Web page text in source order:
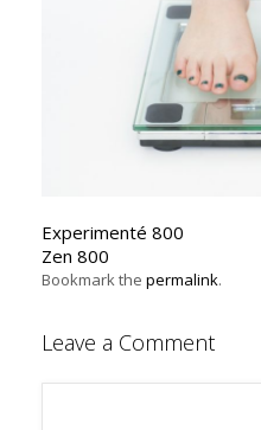
Experimenté 800
Zen 800
Bookmark the permalink.
Leave a Comment